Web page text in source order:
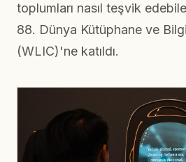
toplumları nasıl teşvik
88. Dünya Kütüphane ve
(WLIC)'ne katıldı.